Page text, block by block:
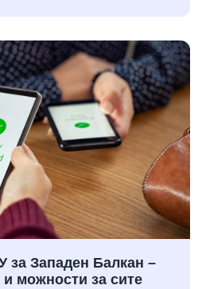
за Западен Балкан –
и можности за сите